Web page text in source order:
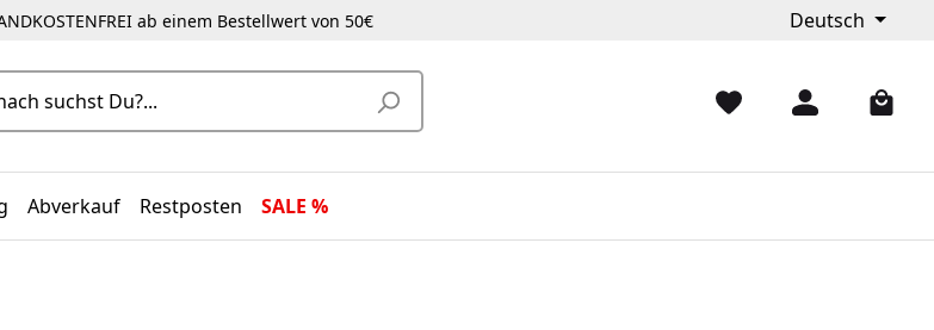
ab einem Bestellwert von 50€ Deutsch
Abverkauf Restposten SALE %